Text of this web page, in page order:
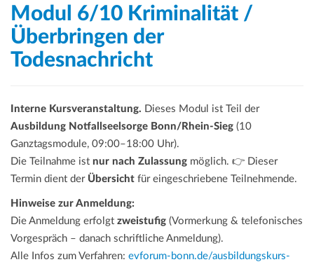
Modul 6/10 Kriminalität /
Überbringen der
Todesnachricht
Interne Kursveranstaltung. Dieses Modul ist Teil der
Ausbildung Notfallseelsorge Bonn/Rhein-Sieg (10
Ganztagsmodule, 09:00–18:00 Uhr).
Die Teilnahme ist nur nach Zulassung möglich. 👉 Dieser
Termin dient der Übersicht für eingeschriebene Teilnehmende.
Hinweise zur Anmeldung:
Die Anmeldung erfolgt zweistufig (Vormerkung & telefonisches
Vorgespräch – danach schriftliche Anmeldung).
Alle Infos zum Verfahren: evforum-bonn.de/ausbildungskurs-